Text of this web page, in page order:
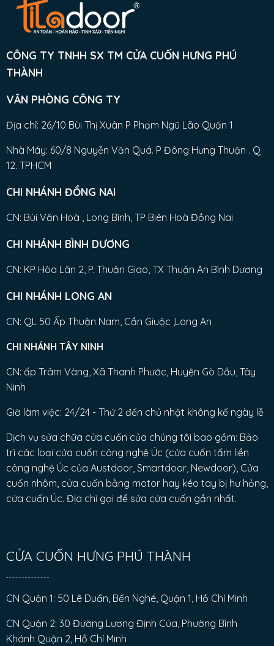
CÔNG TY TNHH SX TM CỬA CUỐN HƯNG PHÚ
THÀNH
VĂN PHÒNG CÔNG TY
Địa chỉ: 26/10 Bùi Thị Xuân P Phạm Ngũ Lão Quận 1
Nhà Máy: 60/8 Nguyễn Văn Quá. P Đông Hưng Thuận . Q
12. TPHCM
CHI NHÁNH ĐỒNG NAI
CN: Bùi Văn Hoà , Long Bình, TP Biên Hoà Đồng Nai
CHI NHÁNH BÌNH DƯƠNG
CN: KP Hòa Lân 2, P. Thuận Giao, TX Thuận An Bình Dương
CHI NHÁNH LONG AN
CN: QL 50 Ấp Thuận Nam, Cần Giuộc ,Long An
CHI NHÁNH TÂY NINH
CN: ấp Trâm Vàng, Xã Thanh Phước, Huyện Gò Dầu, Tây
Ninh
Giờ làm việc: 24/24 - Thứ 2 đến chủ nhật không kể ngày lễ
Dịch vụ sửa chữa cửa cuốn của chúng tôi bao gồm: Bảo
trì các loại cửa cuốn công nghệ Úc (cửa cuốn tấm liền
công nghệ Úc của Austdoor, Smartdoor, Newdoor), Cửa
cuốn nhôm, cửa cuốn bằng motor hay kéo tay bị hư hỏng,
cửa cuốn Úc. Địa chỉ gọi để sửa cửa cuốn gần nhất.
CỬA CUỐN HƯNG PHÚ THÀNH
CN Quận 1: 50 Lê Duẩn, Bến Nghé, Quận 1, Hồ Chí Minh
CN Quận 2: 30 Đường Lương Định Của, Phường Bình
Khánh Quận 2, Hồ Chí Minh